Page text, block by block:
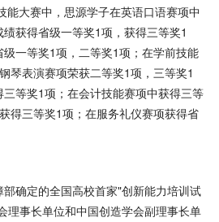
能大赛中，思源学子在英语口语赛项中
获得省级一等奖1项，获得三等奖1
一等奖1项，二等奖1项；在学前技能
琴表演赛项荣获二等奖1项，三等奖1
等奖1项；在会计技能赛项中获得三等
得三等奖1项；在服务礼仪赛项获得省
确定的全国高校首家"创新能力培训试
理事长单位和中国创造学会副理事长单